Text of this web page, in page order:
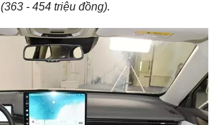
(363 - 454 triệu đồng).